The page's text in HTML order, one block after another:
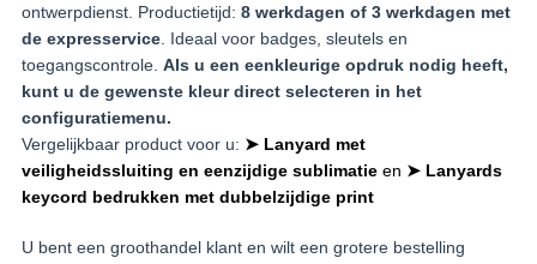
ontwerpdienst. Productietijd: 8 werkdagen of 3 werkdagen met
de expresservice. Ideaal voor badges, sleutels en
toegangscontrole. Als u een eenkleurige opdruk nodig heeft,
kunt u de gewenste kleur direct selecteren in het
configuratiemenu.
Vergelijkbaar product voor u: ➤ Lanyard met
veiligheidssluiting en eenzijdige sublimatieen ➤ Lanyards
keycord bedrukken met dubbelzijdige print
U bent een groothandel klant en wilt een grotere bestelling